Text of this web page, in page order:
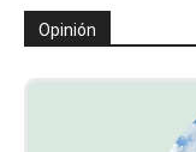
Opinión